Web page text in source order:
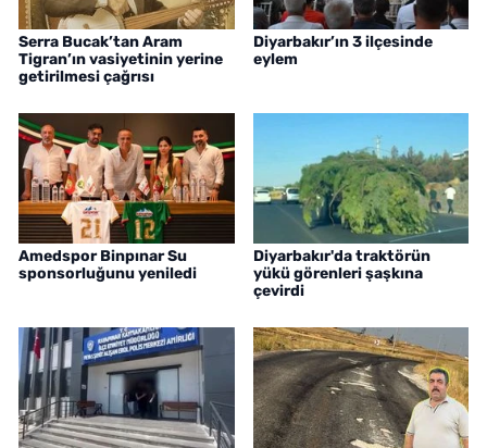
Serra Bucak’tan Aram
Tigran’ın vasiyetinin yerine
getirilmesi çağrısı
Diyarbakır’ın 3 ilçesinde
eylem
Amedspor Binpınar Su
sponsorluğunu yeniledi
Diyarbakır'da traktörün
yükü görenleri şaşkına
çevirdi